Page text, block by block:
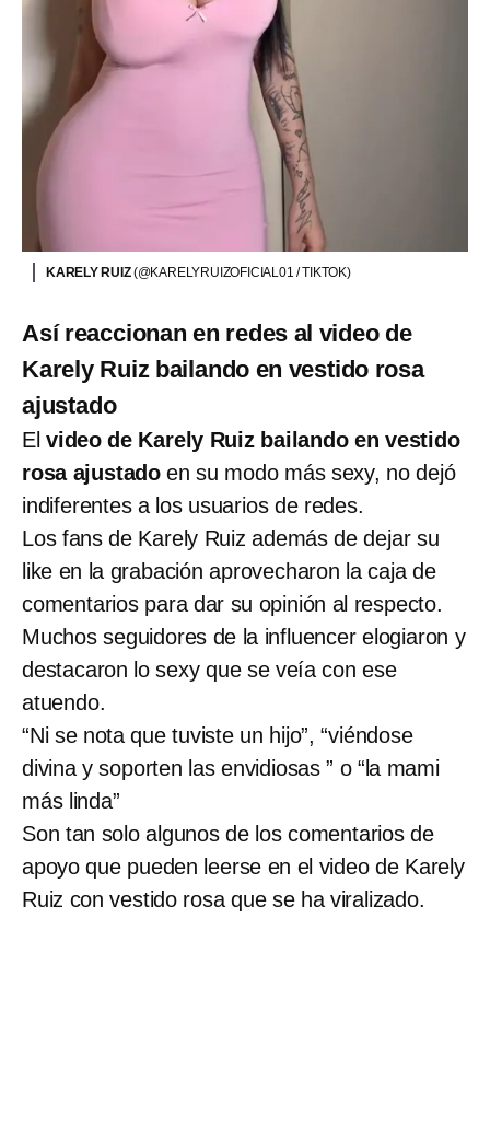
KARELY RUIZ(@KARELYRUIZOFICIAL01 / TIKTOK)
Así reaccionan en redes al video de
Karely Ruiz bailando en vestido rosa
ajustado
El video de Karely Ruiz bailando en vestido
rosa ajustado en su modo más sexy, no dejó
indiferentes a los usuarios de redes.
Los fans de Karely Ruiz además de dejar su
like en la grabación aprovecharon la caja de
comentarios para dar su opinión al respecto.
Muchos seguidores de la influencer elogiaron y
destacaron lo sexy que se veía con ese
atuendo.
“Ni se nota que tuviste un hijo”, “viéndose
divina y soporten las envidiosas ” o “la mami
más linda”
Son tan solo algunos de los comentarios de
apoyo que pueden leerse en el video de Karely
Ruiz con vestido rosa que se ha viralizado.